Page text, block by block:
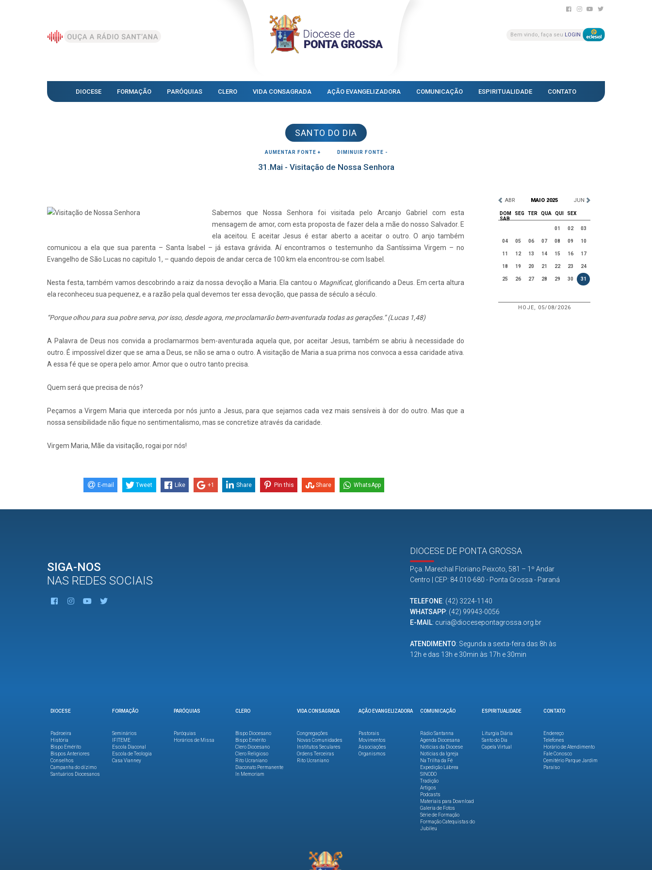
Bem vindo, faça seu LOGIN
DIOCESE FORMAÇÃO PARÓQUIAS CLERO VIDA CONSAGRADA AÇÃO EVANGELIZADORA COMUNICAÇÃO ESPIRITUALIDADE CONTATO
SANTO DO DIA
AUMENTAR FONTE + DIMINUIR FONTE -
31.Mai - Visitação de Nossa Senhora
ABR MAIO 2025 JUN
DOM SEG TER QUA QUI
SEX
SAB
01
02 03
04 05 06 07 08 09 10
11 12 13 14 15 16 17
18 19 20 21 22 23 24
25 26 27 28 29 30 31
HOJE, 05/08/2026
Sabemos que Nossa Senhora foi visitada pelo Arcanjo Gabriel com esta
mensagem de amor, com esta proposta de fazer dela a mãe do nosso Salvador. E
ela aceitou. E aceitar Jesus é estar aberto a aceitar o outro. O anjo também
comunicou a ela que sua parenta – Santa Isabel – já estava grávida. Aí encontramos o testemunho da Santíssima Virgem – no
Evangelho de São Lucas no capitulo 1, – quando depois de andar cerca de 100 km ela encontrou-se com Isabel.
Nesta festa, também vamos descobrindo a raiz da nossa devoção a Maria. Ela cantou o Magnificat, glorificando a Deus. Em certa altura
ela reconheceu sua pequenez, e a razão pela qual devemos ter essa devoção, que passa de século a século.
“Porque olhou para sua pobre serva, por isso, desde agora, me proclamarão bem-aventurada todas as gerações.” (Lucas 1,48)
A Palavra de Deus nos convida a proclamarmos bem-aventurada aquela que, por aceitar Jesus, também se abriu à necessidade do
outro. É impossível dizer que se ama a Deus, se não se ama o outro. A visitação de Maria a sua prima nos convoca a essa caridade ativa.
A essa fé que se opera pelo amor. Amor que o outro tanto precisa.
Quem será que precisa de nós?
Peçamos a Virgem Maria que interceda por nós junto a Jesus, para que sejamos cada vez mais sensíveis à dor do outro. Mas que a
nossa sensibilidade não fique no sentimentalismo, mas se concretize através da caridade.
Virgem Maria, Mãe da visitação, rogai por nós!
E-mail Tweet Like +1 Share Pin this Share WhatsApp
SIGA-NOS
NAS REDES SOCIAIS
DIOCESE DE PONTA GROSSA
Pça. Marechal Floriano Peixoto, 581 – 1º Andar
Centro | CEP: 84.010-680 - Ponta Grossa - Paraná
TELEFONE: (42) 3224-1140
WHATSAPP: (42) 99943-0056
E-MAIL: curia@diocesepontagrossa.org.br
ATENDIMENTO: Segunda a sexta-feira das 8h às
12h e das 13h e 30min às 17h e 30min
DIOCESE
Padroeira
História
Bispo Emérito
Bispos Anteriores
Conselhos
Campanha do dízimo
Santuários Diocesanos
FORMAÇÃO
Seminários
IFITEME
Escola Diaconal
Escola de Teologia
Casa Vianney
PARÓQUIAS
Paróquias
Horários de Missa
CLERO
Bispo Diocesano
Bispo Emérito
Clero Diocesano
Clero Religioso
Rito Ucraniano
Diaconato Permanente
In Memoriam
VIDA CONSAGRADA
Congregações
Novas Comunidades
Institutos Seculares
Ordens Terceiras
Rito Ucraniano
AÇÃO EVANGELIZADORA
Pastorais
Movimentos
Associações
Organismos
COMUNICAÇÃO
Rádio Santanna
Agenda Diocesana
Notícias da Diocese
Notícias da Igreja
Na Trilha da Fé
Expedição Lábrea
SINODO
Tradição
Artigos
Podcasts
Materiais para Download
Galeria de Fotos
Série de Formação
Formação Catequistas do
Jubileu
ESPIRITUALIDADE
Liturgia Diária
Santo do Dia
Capela Virtual
CONTATO
Endereço
Telefones
Horário de Atendimento
Fale Conosco
Cemitério Parque Jardim
Paraíso